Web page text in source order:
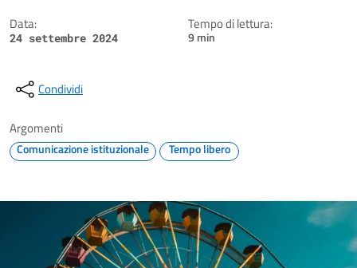
Data:
24 settembre 2024
Tempo di lettura:
9 min
Condividi
Argomenti
Comunicazione istituzionale Tempo libero